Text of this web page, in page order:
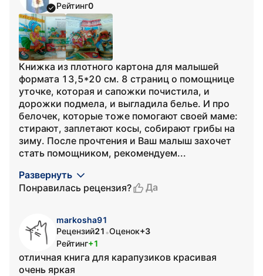
Рейтинг0
Книжка из плотного картона для малышей
формата 13,5*20 см. 8 страниц о помощнице
уточке, которая и сапожки почистила, и
дорожки подмела, и выгладила белье. И про
белочек, которые тоже помогают своей маме:
стирают, заплетают косы, собирают грибы на
зиму. После прочтения и Ваш малыш захочет
стать помощником, рекомендуем...
Развернуть
Понравилась рецензия?
Да
markosha91
Рецензий21 •Оценок+3
Рейтинг+1
отличная книга для карапузиков красивая
очень яркая